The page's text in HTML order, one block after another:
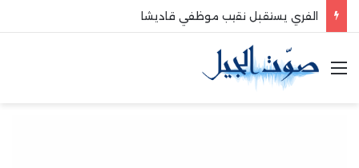
الفري يستقبل نقيب موظفي قاديشا
القائمة